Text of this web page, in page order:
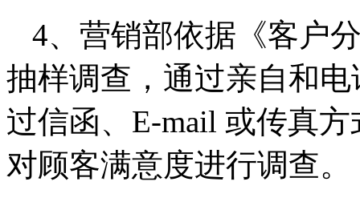
4、营销部依据《客户
抽样调查，通过亲自和
过信函、E-mail 或传真
对顾客满意度进行调查。